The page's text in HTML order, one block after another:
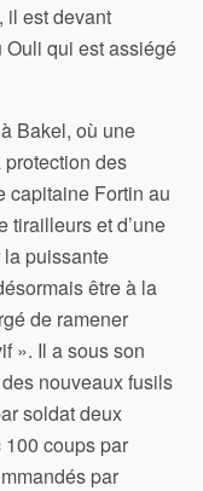
il est devant
qui est assiégé
Bakel, où une
des
capitaine Fortin au
tirailleurs et d’une
la puissante
être à la
de ramener
». Il a sous son
nouveaux fusils
soldat deux
coups par
par